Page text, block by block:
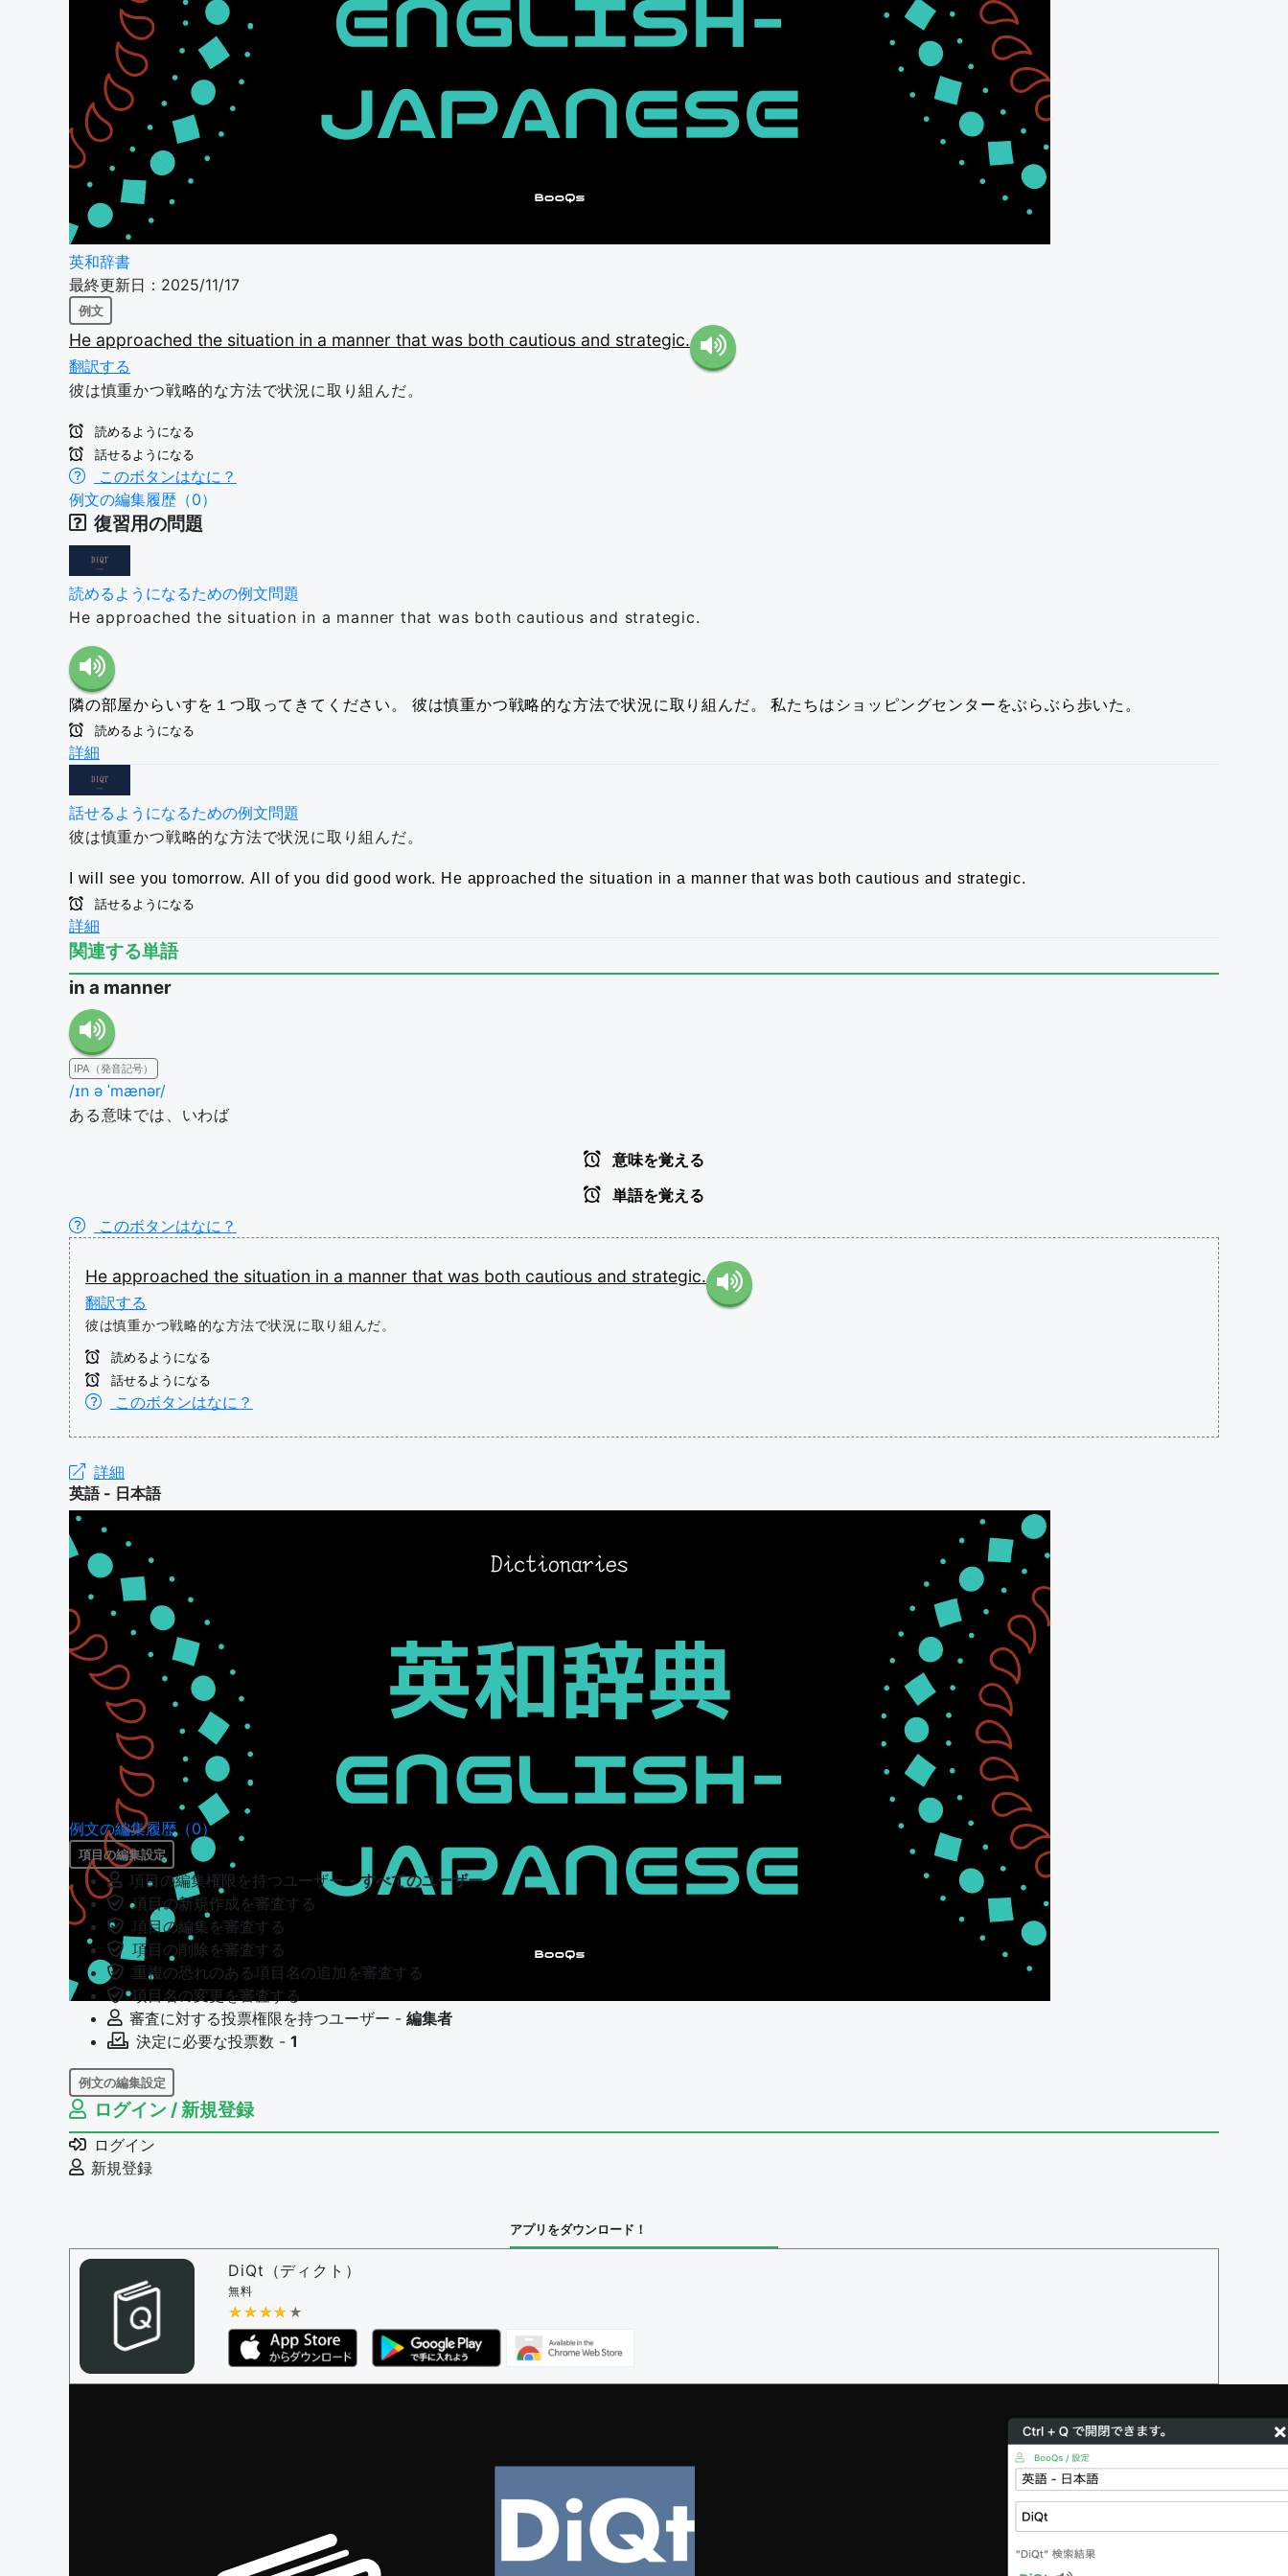
英和辞書
最終更新日：2025/11/17
例文
He approached the situation in a manner that was both cautious and strategic.
翻訳する
彼は慎重かつ戦略的な方法で状況に取り組んだ。
読めるようになる
話せるようになる
このボタンはなに？
例文の編集履歴（0）
復習用の問題
読めるようになるための例文問題
He approached the situation in a manner that was both cautious and strategic.
隣の部屋からいすを１つ取ってきてください。 彼は慎重かつ戦略的な方法で状況に取り組んだ。 私たちはショッピングセンターをぶらぶら歩いた。
読めるようになる
詳細
話せるようになるための例文問題
彼は慎重かつ戦略的な方法で状況に取り組んだ。
I will see you tomorrow. All of you did good work. He approached the situation in a manner that was both cautious and strategic.
話せるようになる
詳細
関連する単語
in a manner
IPA（発音記号）
/ɪn ə ˈmænər/
ある意味では、いわば
意味を覚える
単語を覚える
このボタンはなに？
He approached the situation in a manner that was both cautious and strategic.
翻訳する
彼は慎重かつ戦略的な方法で状況に取り組んだ。
読めるようになる
話せるようになる
このボタンはなに？
詳細
英語 - 日本語
例文の編集履歴（0）
項目の編集設定
項目の編集権限を持つユーザー -すべてのユーザー
項目の新規作成を審査する
項目の編集を審査する
項目の削除を審査する
重複の恐れのある項目名の追加を審査する
項目名の変更を審査する
審査に対する投票権限を持つユーザー - 編集者
決定に必要な投票数 - 1
例文の編集設定
例文の編集権限を持つユーザー -
例文の編集を審査する
例文の削除を審査する
審査に対する投票権限を持つユーザー -
問題の編集権限を持つユーザー -
審査に対する投票権限を持つユーザー -
決定に必要な投票数 -1
編集ガイドライン
ログイン / 新規登録
ログイン
新規登録
アプリをダウンロード！
DiQt（ディクト）
無料
★★★★★
★★★★★